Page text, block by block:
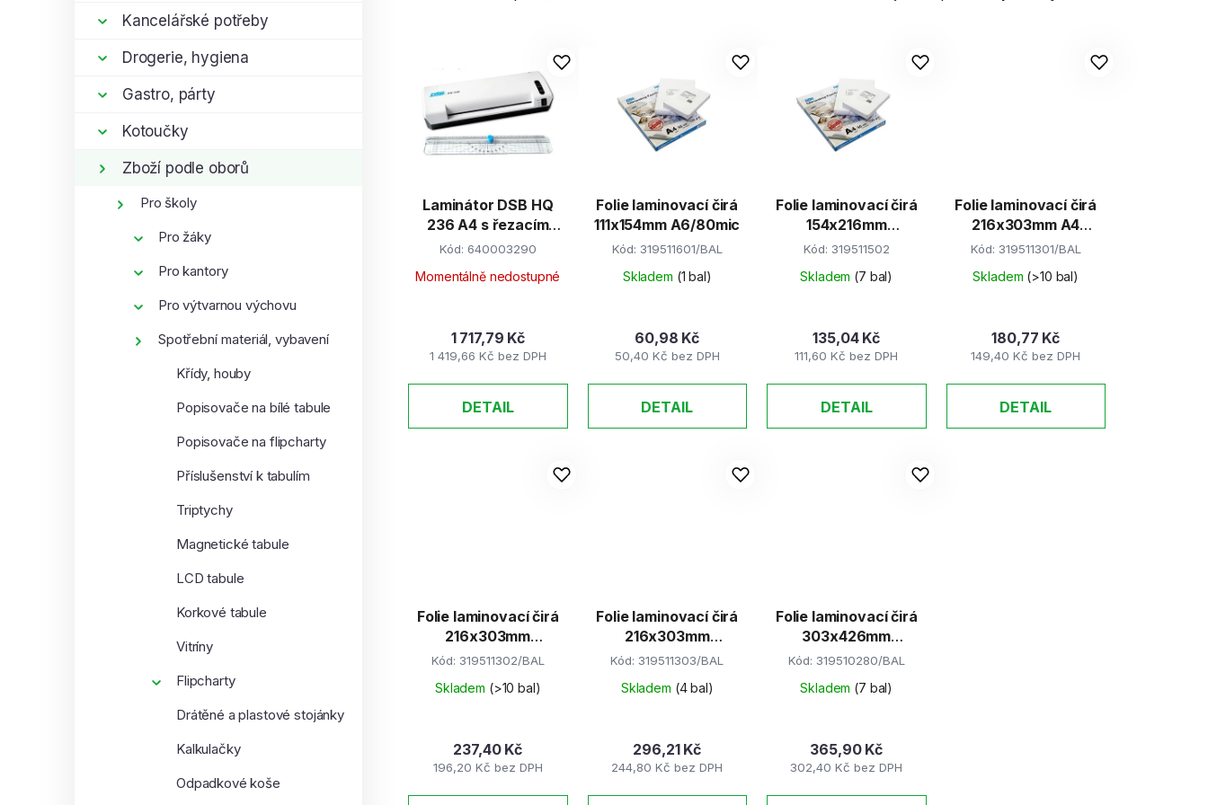
Kancelářské potřeby
Drogerie, hygiena
Gastro, párty
Kotoučky
Zboží podle oborů
Pro školy
Pro žáky
Pro kantory
Pro výtvarnou výchovu
Spotřební materiál, vybavení
Křídy, houby
Popisovače na bílé tabule
Popisovače na flipcharty
Příslušenství k tabulím
Triptychy
Magnetické tabule
LCD tabule
Korkové tabule
Vitríny
Flipcharty
Drátěné a plastové stojánky
Kalkulačky
Odpadkové koše
í
p
u
k
t
ů
Laminátor DSB HQ
236 A4 s řezacím
pravítkem
Kód: 640003290
Momentálně nedostupné
1 419,66 Kč bez DPH
1 717,79 Kč
DETAIL
Folie laminovací čirá
111x154mm A6/80mic
Kód: 319511601/BAL
Skladem (1 bal)
50,40 Kč bez DPH
60,98 Kč
DETAIL
Folie laminovací čirá
154x216mm
A5/100mic
Kód: 319511502
Skladem (7 bal)
111,60 Kč bez DPH
135,04 Kč
DETAIL
Folie laminovací čirá
216x303mm A4
/80mic / 100ks
Kód: 319511301/BAL
Skladem (>10 bal)
149,40 Kč bez DPH
180,77 Kč
DETAIL
Folie laminovací čirá
216x303mm
A4/100mic/
Kód: 319511302/BAL
Skladem (>10 bal)
196,20 Kč bez DPH
237,40 Kč
Folie laminovací čirá
216x303mm
A4/125mic
Kód:319511303/BAL
Skladem (4 bal)
244,80 Kč bez DPH
296,21 Kč
Folie laminovací čirá
303x426mm
A3/80mic
Kód: 319510280/BAL
Skladem (7 bal)
302,40 Kč bez DPH
365,90 Kč